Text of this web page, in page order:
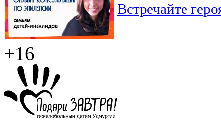
Встречайте
+16